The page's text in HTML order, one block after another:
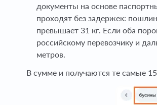
документы на основе
проходят без задержек:
превышает 31 кг. Если оба
российскому перевозчику и
метров.
В сумме и получаются те самые